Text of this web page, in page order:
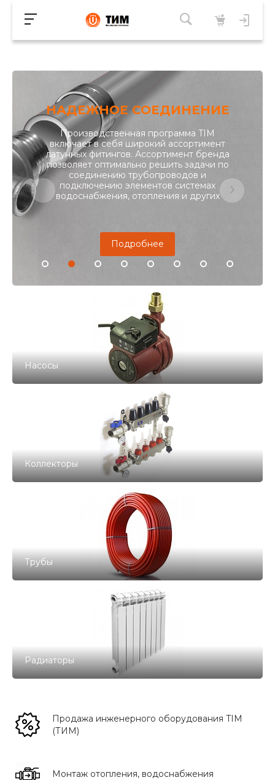
НАДЕЖНОЕ СОЕДИНЕНИЕ
Производственная программа TIM
включает в себя широкий ассортимент
латунных фитингов. Ассортимент бренда
позволяет оптимально решить задачи по
соединению трубопроводов и
подключению элементов системах
водоснабжения, отопления и других
Подробнее
Насосы
Коллекторы
Трубы
Радиаторы
Продажа инженерного оборудования TIM
(ТИМ)
Монтаж отопления, водоснабжения